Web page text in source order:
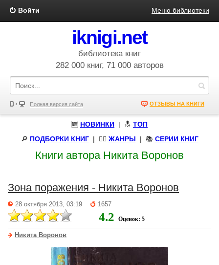
Войти Меню библиотеки
iknigi.net
библиотека книг
282 000 книг, 71 000 авторов
Полная версия сайта ОТЗЫВЫ НА КНИГИ
🆕 НОВИНКИ | 🔝 ТОП
🔎 ПОДБОРКИ КНИГ| 🧝‍♀️ ЖАНРЫ | 📚 СЕРИИ КНИГ
Книги автора Никита Воронов
Зона поражения - Никита Воронов
28 октября 2013, 03:19 1657
4.2 Оценок: 5
Никита Воронов